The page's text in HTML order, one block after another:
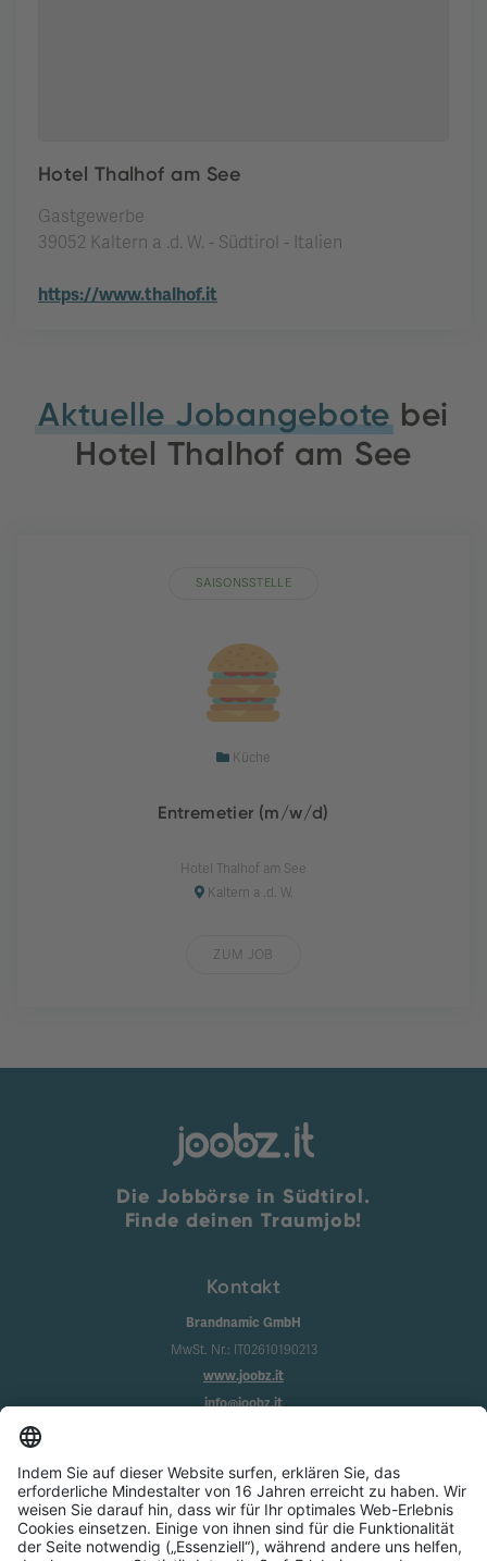
Hotel Thalhof am See
Gastgewerbe
39052 Kaltern a .d. W. - Südtirol - Italien
https://www.thalhof.it
Aktuelle Jobangebotebei
Hotel Thalhof am See
SAISONSSTELLE
Küche
Entremetier (m/w/d)
Hotel Thalhof am See
Kaltern a .d. W.
ZUM JOB
Die Jobbörse in Südtirol.
Finde deinen Traumjob!
Kontakt
Brandnamic GmbH
MwSt. Nr.: IT02610190213
www.joobz.it
info@joobz.it
Impressum
Datenschutz
AGB